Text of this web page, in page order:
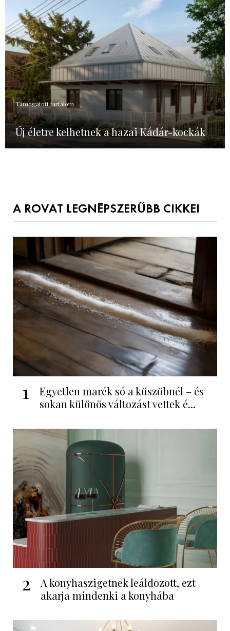
Támogatott tartalom
Új életre kelhetnek a hazai Kádár-kockák
A ROVAT LEGNÉPSZERŰBB CIKKEI
1
Egyetlen marék só a küszöbnél – és
sokan különös változást vettek é...
2
A konyhaszigetnek leáldozott, ezt
akarja mindenki a konyhába